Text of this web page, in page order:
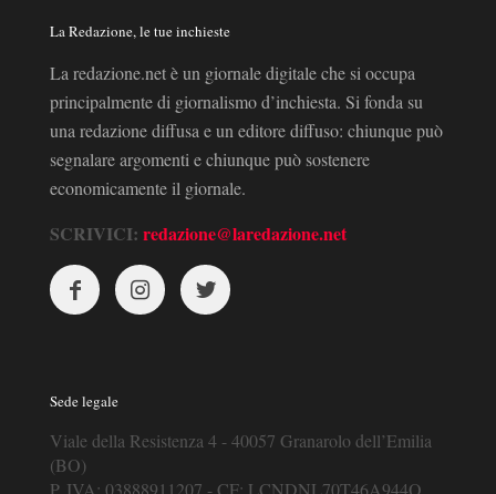
La Redazione, le tue inchieste
La redazione.net è un giornale digitale che si occupa
principalmente di giornalismo d’inchiesta. Si fonda su
una redazione diffusa e un editore diffuso: chiunque può
segnalare argomenti e chiunque può sostenere
economicamente il giornale.
SCRIVICI: redazione@laredazione.net
Sede legale
Viale della Resistenza 4 - 40057 Granarolo dell’Emilia
(BO)
P. IVA: 03888911207 - CF: LCNDNL70T46A944O